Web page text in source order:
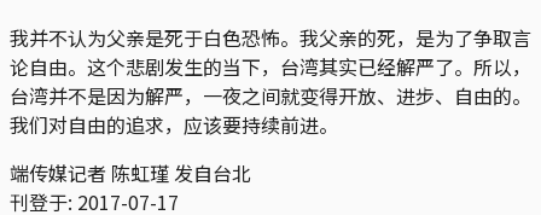
我并不认为父亲是死于白色恐怖。我父亲的死，是为了争取言
论自由。这个悲剧发生的当下，台湾其实已经解严了。所以，
台湾并不是因为解严，一夜之间就变得开放、进步、自由的。
我们对自由的追求，应该要持续前进。
端传媒记者 陈虹瑾 发自台北
刊登于: 2017-07-17